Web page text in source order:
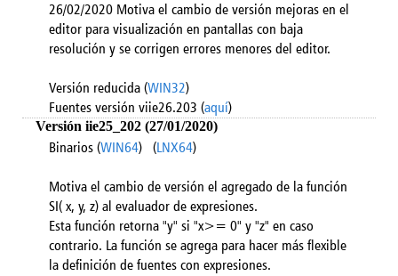
26/02/2020 Motiva el cambio de versión mejoras en el
editor para visualización en pantallas con baja
resolución y se corrigen errores menores del editor.
Versión reducida (WIN32)
Fuentes versión viie26.203 (aquí)
Versión iie25_202 (27/01/2020)
Binarios (WIN64) (LNX64)
Motiva el cambio de versión el agregado de la función
SI( x, y, z) al evaluador de expresiones.
Esta función retorna "y" si "x>= 0" y "z" en caso
contrario. La función se agrega para hacer más flexible
la definición de fuentes con expresiones.